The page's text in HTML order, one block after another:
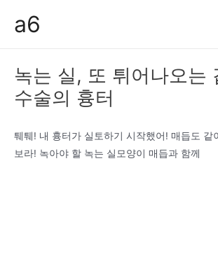
a6
녹는 실, 또 튀어나오는
수술의 흉터
퉤퉤! 내 흉터가 실토하기 시작했어! 매듭도 같
보라! 녹아야 할 녹는 실모양이 매듭과 함께